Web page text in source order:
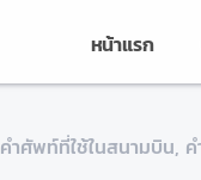
หน้าแรก
คำศัพท์ที่ใช้ในสนามบิน,